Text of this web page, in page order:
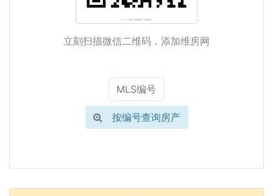
立刻扫描微信二维码，添加维房网
按编号查询房产